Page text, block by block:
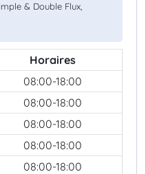
& Double Flux,
Horaires
08:00-18:00
08:00-18:00
08:00-18:00
08:00-18:00
08:00-18:00